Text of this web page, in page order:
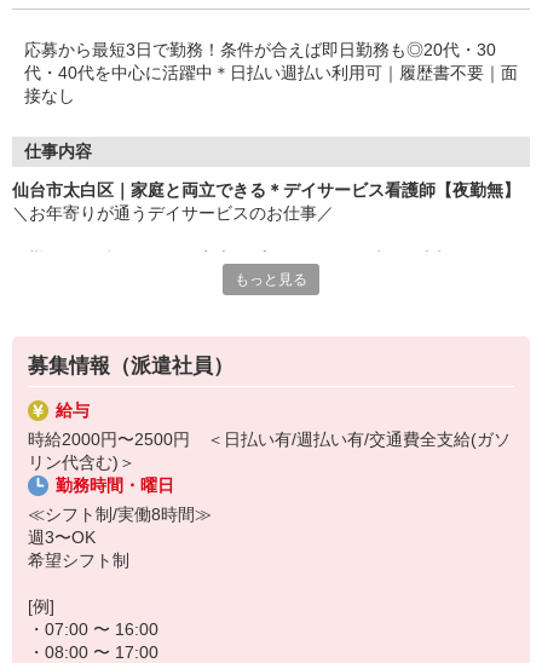
応募から最短3日で勤務！条件が合えば即日勤務も◎20代・30
代・40代を中心に活躍中＊日払い週払い利用可｜履歴書不要｜面
接なし
仕事内容
仙台市太白区｜家庭と両立できる＊デイサービス看護師【夜勤無】
＼お年寄りが通うデイサービスのお仕事／
ら自分のペースで働ける環境です◎
・バイタルチェック
・健康相談
・服薬管理
・看護記録の作成 など
利用者様と会話する時間が長いので、一人ひとりとじっくり関われ
ます♪
「寄り添う看護」が好きな方、大歓迎！
気になった方はお気軽にご応募ください(＾0＾)
もっと見る
募集情報（派遣社員）
給与
時給2000円〜2500円 ＜日払い有/週払い有/交通費全支給(ガソ
リン代含む)＞
勤務時間・曜日
≪シフト制/実働8時間≫
週3〜OK
希望シフト制
[例]
・07:00 〜 16:00
・08:00 〜 17:00